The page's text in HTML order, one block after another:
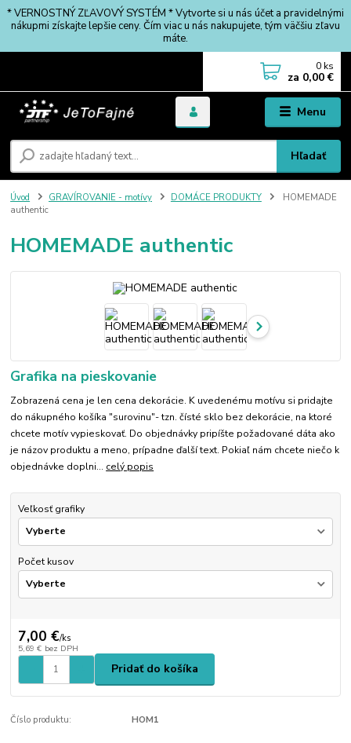
* VERNOSTNÝ ZĽAVOVÝ SYSTÉM * Vytvorte si u nás účet a pravidelnými
nákupmi získajte lepšie ceny. Čím viac u nás nakupujete, tým väčšiu zľavu
máte.
Menu
Hľadať
0 ks
za 0,00 €
Úvod GRAVÍROVANIE - motívy DOMÁCE PRODUKTY
HOMEMADE
authentic
HOMEMADE authentic
Grafika na pieskovanie
Zobrazená cena je len cena dekorácie. K uvedenému motívu si pridajte
do nákupného košíka "surovinu"- tzn. čísté sklo bez dekorácie, na ktoré
chcete motív vypieskovať. Do objednávky pripíšte požadované dáta ako
je názov produktu a meno, prípadne ďalší text. Pokiaľ nám chcete niečo k
objednávke doplni... celý popis
Veľkosť grafiky
Počet kusov
7,00 €/ks
5,69 € bez DPH
Pridať do košíka
Číslo produktu: HOM1